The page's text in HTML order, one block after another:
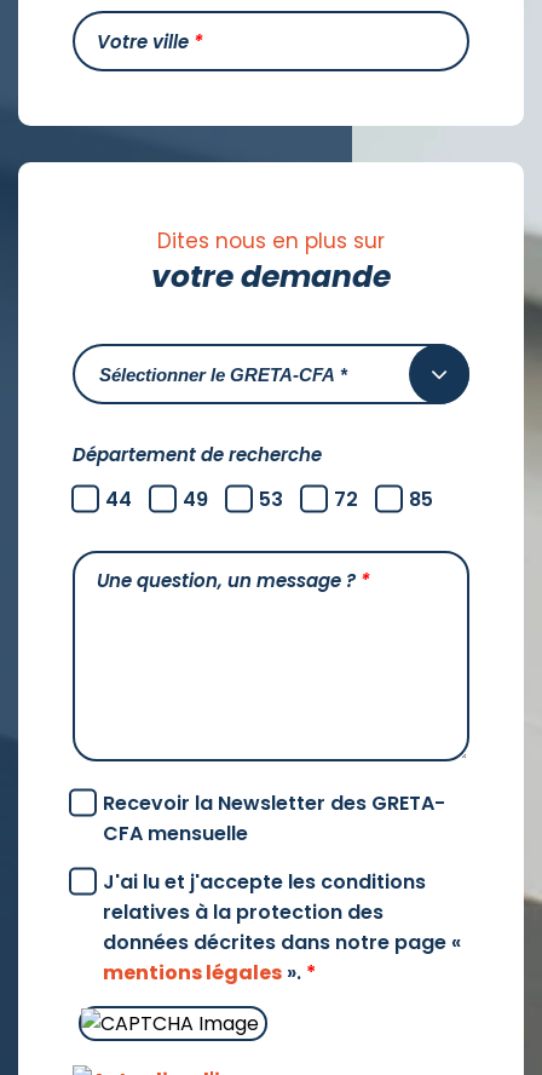
Votre ville *
Dites nous en plus sur
votre demande
Département de recherche
44 49 53 72 85
Une question, un message ? *
Recevoir la Newsletter des GRETA-
CFA mensuelle
J'ai lu et j'accepte les conditions
relatives à la protection des
données décrites dans notre page «
mentions légales ». *